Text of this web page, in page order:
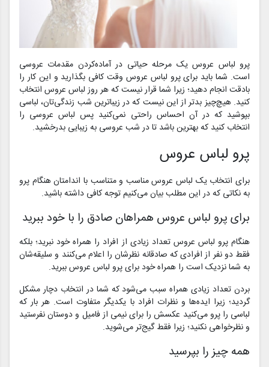
پرو لباس عروس یک مرحله حیاتی در آماده‌کردن مقدمات عروسی
است. شما باید برای پرو لباس عروس وقت کافی بگذارید و این کار را
بادقت انجام دهید؛ زیرا شما قرار نیست که هر روز لباس عروس انتخاب
کنید. هیچ‌چیز بدتر از این نیست که در زیباترین شب زندگی‌تان، لباسی
بپوشید که در آن احساس راحتی نمی‌کنید پس لباس عروسی را
انتخاب کنید که بهترین باشد تا در شب عروسی به زیبایی بدرخشید.
پرو لباس عروس
برای انتخاب یک لباس عروس مناسب و متناسب با اندامتان هنگام پرو
به نکاتی که در این مطلب بیان می‌کنیم توجه کافی داشته باشید.
برای پرو لباس عروس همراهان صادق را با خود ببرید
هنگام پرو لباس عروس تعداد زیادی از افراد را همراه خود نبرید؛ بلکه
فقط دو نفر از افرادی که صادقانه نظرشان را اعلام می‌کنند و سلیقه‌شان
به شما نزدیک است را همراه خود برای پرو لباس عروس ببرید.
بردن تعداد زیادی همراه سبب می‌شود که شما در انتخاب دچار مشکل
گردید؛ زیرا ایده‌ها و نظرات افراد با یکدیگر متفاوت است. هر بار که
لباسی را پرو می‌کنید عکسش را برای نیمی از فامیل و دوستان نفرستید
و نظرخواهی نکنید؛ زیرا فقط گیج‌تر می‌شوید.
همه چیز را بپرسید